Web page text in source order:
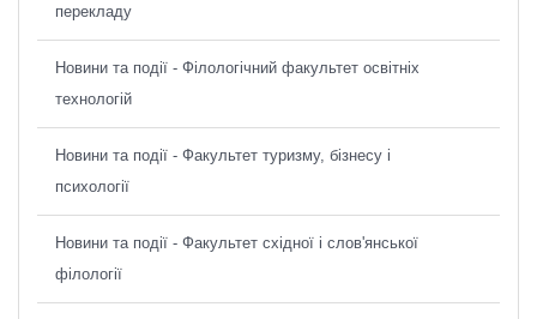
перекладу
Новини та події - Філологічний факультет освітніх
технологій
Новини та події - Факультет туризму, бізнесу і
психології
Новини та події - Факультет східної і слов'янської
філології